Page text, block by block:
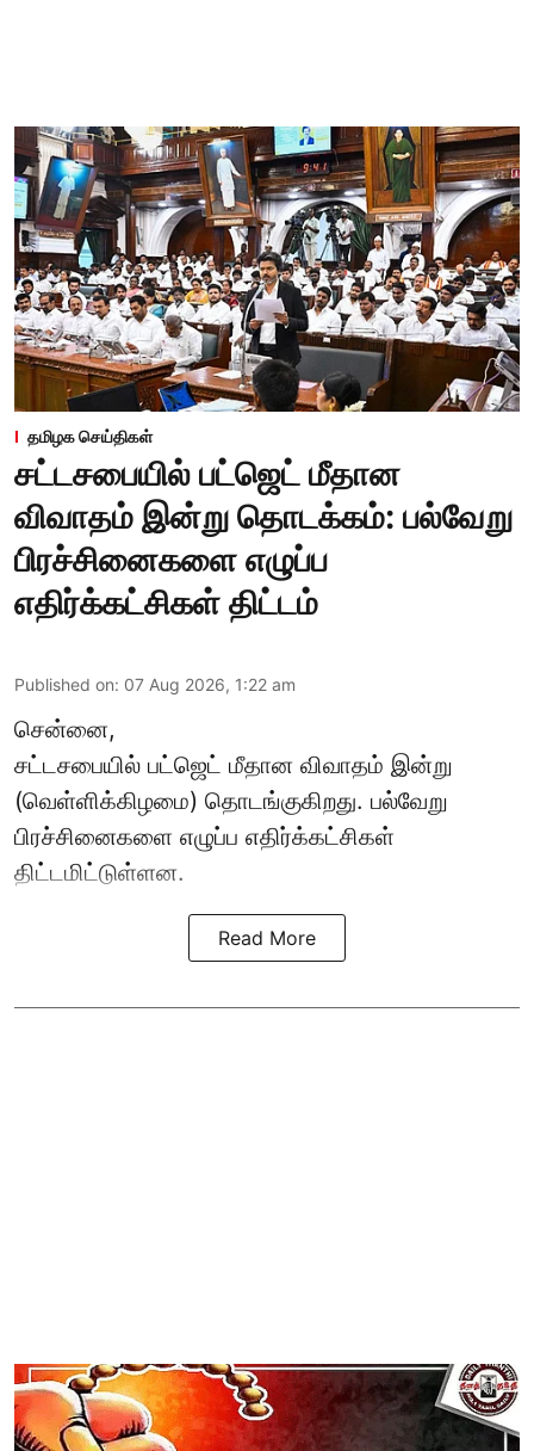
தமிழக செய்திகள்
சட்டசபையில் பட்ஜெட் மீதான
விவாதம் இன்று தொடக்கம்: பல்வேறு
பிரச்சினைகளை எழுப்ப
எதிர்க்கட்சிகள் திட்டம்
Published on: 07 Aug 2026, 1:22 am
சென்னை,
சட்டசபையில் பட்ஜெட் மீதான விவாதம் இன்று
(வெள்ளிக்கிழமை) தொடங்குகிறது. பல்வேறு
பிரச்சினைகளை எழுப்ப எதிர்க்கட்சிகள்
திட்டமிட்டுள்ளன.
Read More